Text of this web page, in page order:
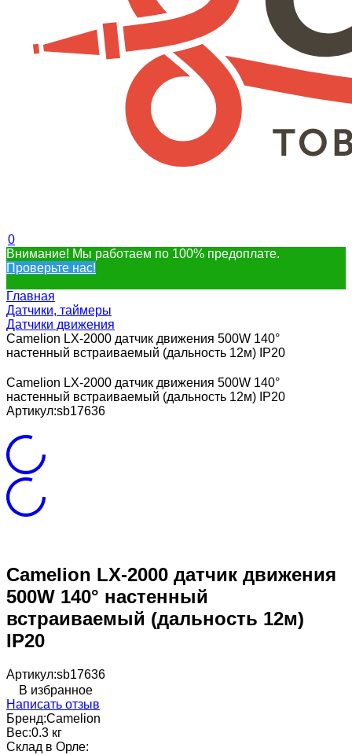
0
Внимание! Мы работаем по 100% предоплате.
Проверьте нас!
Главная
Датчики, таймеры
Датчики движения
Camelion LX-2000 датчик движения 500W 140°
настенный встраиваемый (дальность 12м) IP20
Camelion LX-2000 датчик движения 500W 140°
настенный встраиваемый (дальность 12м) IP20
Артикул:sb17636
Camelion LX-2000 датчик движения
500W 140° настенный
встраиваемый (дальность 12м)
IP20
Артикул:sb17636
В избранное
Написать отзыв
Бренд:Camelion
Вес:0.3 кг
Склад в Орле: